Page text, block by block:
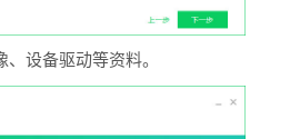
设备驱动等资料。